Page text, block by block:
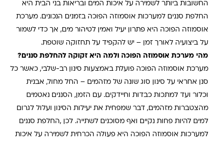
החשובות ביותר לשמירה על איכות המים ובריאות בני הבית היא
החלפת סננים למערכות אוסמוזה הפוכה בזמנים הנכונים. מערכת
אוסמוזה הפוכה היא פתרון יעיל ואמין לטיהור מים, אך כדי לשמור
על ביצועיה לאורך זמן – יש להקפיד על תחזוקה שוטפת.
מהי מערכת אוסמוזה הפוכה ולמה היא זקוקה להחלפת סננים ?
מערכת אוסמוזה הפוכה פועלת באמצעות סינון רב-שלבי, כאשר כל
סנן אחראי על סינון סוג שונה של מזהמים – החל מחול, אבנית
וכלור ועד למתכות כבדות וחיידקים. עם הזמן, הסננים נאטמים
מהצטברות מזהמים, דבר שמפחית את יעילות הסינון ועלול לגרום
למים להיות פחות נקיים ואף מסוכנים לשתייה. לכן ,החלפת סננים
למערכות אוסמוזה הפוכה היא פעולה הכרחית לשמירה על איכות